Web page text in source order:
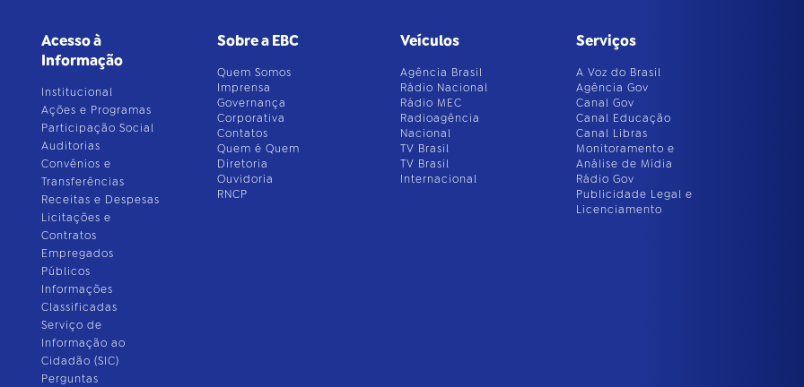
Acesso à
Informação
Institucional
Ações e Programas
Participação Social
Auditorias
Convênios e
Transferências
Receitas e Despesas
Licitações e
Contratos
Empregados
Públicos
Informações
Classificadas
Serviço de
Informação ao
Cidadão (SIC)
Perguntas
Sobre a EBC
Quem Somos
Imprensa
Governança
Corporativa
Contatos
Quem é Quem
Diretoria
Ouvidoria
RNCP
Veículos
Agência Brasil
Rádio Nacional
Rádio MEC
Radioagência
Nacional
TV Brasil
TV Brasil
Internacional
Serviços
A Voz do Brasil
Agência Gov
Canal Gov
Canal Educação
Canal Libras
Monitoramento e
Análise de Mídia
Rádio Gov
Publicidade Legal e
Licenciamento